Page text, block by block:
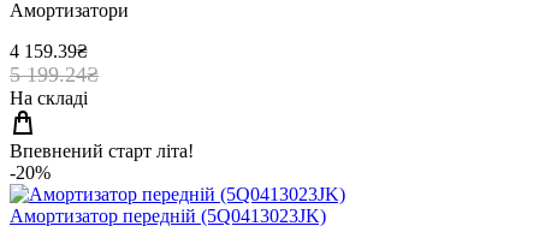
Амортизатори
4 159.39₴
5 199.24₴
На складі
Впевнений старт літа!
-20%
Амортизатор передній (5Q0413023JK)